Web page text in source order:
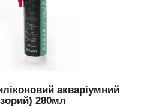
акваріумний
280мл